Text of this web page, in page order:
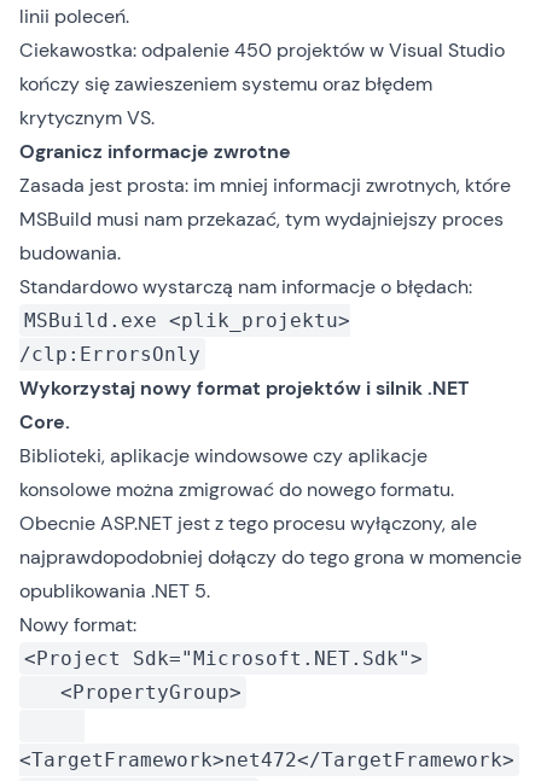
linii poleceń.
Ciekawostka: odpalenie 450 projektów w Visual Studio
kończy się zawieszeniem systemu oraz błędem
krytycznym VS.
Ogranicz informacje zwrotne
Zasada jest prosta: im mniej informacji zwrotnych, które
MSBuild musi nam przekazać, tym wydajniejszy proces
budowania.
Standardowo wystarczą nam informacje o błędach:
MSBuild.exe <plik_projektu>
/clp:ErrorsOnly
Wykorzystaj nowy format projektów i silnik .NET
Core.
Biblioteki, aplikacje windowsowe czy aplikacje
konsolowe można zmigrować do nowego formatu.
Obecnie ASP.NET jest z tego procesu wyłączony, ale
najprawdopodobniej dołączy do tego grona w momencie
opublikowania .NET 5.
Nowy format:
<Project Sdk="Microsoft.NET.Sdk">
<PropertyGroup>
<TargetFramework>net472</TargetFramework>